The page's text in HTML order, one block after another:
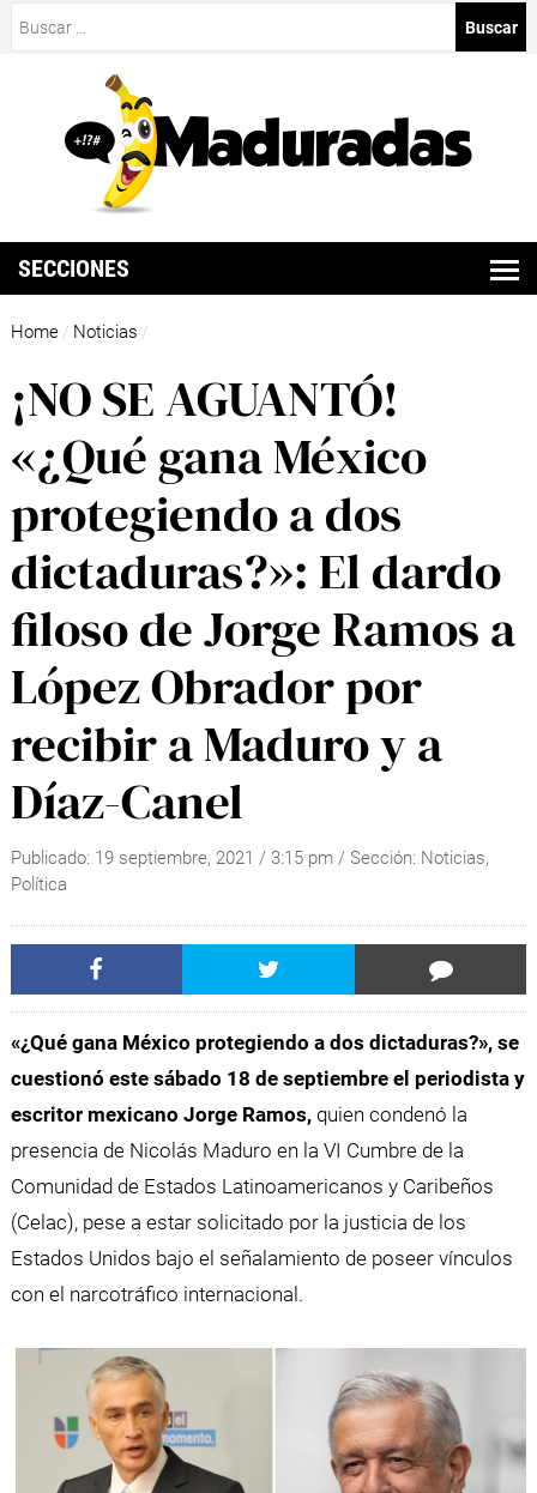
SECCIONES
Home / Noticias /
¡NO SE AGUANTÓ!
«¿Qué gana México
protegiendo a dos
dictaduras?»: El dardo
filoso de Jorge Ramos a
López Obrador por
recibir a Maduro y a
Díaz-Canel
Publicado: 19 septiembre, 2021 / 3:15 pm / Sección: Noticias,
Política
«¿Qué gana México protegiendo a dos dictaduras?», se
cuestionó este sábado 18 de septiembre el periodista y
escritor mexicano Jorge Ramos,quien condenó la
presencia de Nicolás Maduro en la VI Cumbre de la
Comunidad de Estados Latinoamericanos y Caribeños
(Celac), pese a estar solicitado por la justicia de los
Estados Unidos bajo el señalamiento de poseer vínculos
con el narcotráfico internacional.